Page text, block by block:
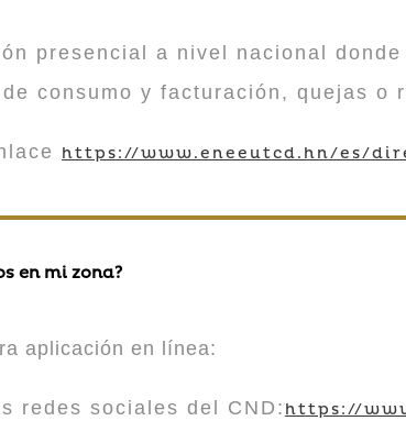
presencial a nivel nacional
consumo y facturación, quejas o
https://www.eneeutcd.hn/es/
en mi zona?
aplicación en línea:
sociales del CND: https://